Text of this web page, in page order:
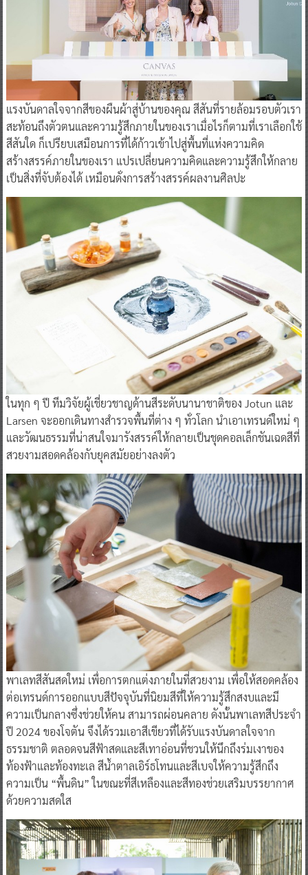
แรงบันดาลใจจากสีของผืนผ้าสู่บ้านของคุณ สีสันที่รายล้อมรอบตัวเรา
สะท้อนถึงตัวตนและความรู้สึกภายในของเราเมื่อไรก็ตามที่เราเลือกใช้
สีสันใด ก็เปรียบเสมือนการที่ได้ก้าวเข้าไปสู่พื้นที่แห่งความคิด
สร้างสรรค์ภายในของเรา แปรเปลี่ยนความคิดและความรู้สึกให้กลาย
เป็นสิ่งที่จับต้องได้ เหมือนดั่งการสร้างสรรค์ผลงานศิลปะ
ในทุก ๆ ปี ทีมวิจัยผู้เชี่ยวชาญด้านสีระดับนานาชาติของ Jotun และ
Larsen จะออกเดินทางสำรวจพื้นที่ต่าง ๆ ทั่วโลก นำเอาเทรนด์ใหม่ ๆ
และวัฒนธรรมที่น่าสนใจมารังสรรค์ให้กลายเป็นชุดคอลเล็กชันเฉดสีที่
สวยงามสอดคล้องกับยุคสมัยอย่างลงตัว
พาเลทสีสันสดใหม่ เพื่อการตกแต่งภายในที่สวยงาม เพื่อให้สอดคล้อง
ต่อเทรนด์การออกแบบสีปัจจุบันที่นิยมสีที่ให้ความรู้สึกสงบและมี
ความเป็นกลางซึ่งช่วยให้คน สามารถผ่อนคลาย ดังนั้นพาเลทสีประจำ
ปี 2024 ของโจตัน จึงได้รวมเอาสีเขียวที่ได้รับแรงบันดาลใจจาก
ธรรมชาติ ตลอดจนสีฟ้าสดและสีเทาอ่อนที่ชวนให้นึกถึงร่มเงาของ
ท้องฟ้าและท้องทะเล สีน้ำตาลเอิร์ธโทนและสีเบจให้ความรู้สึกถึง
ความเป็น “พื้นดิน” ในขณะที่สีเหลืองและสีทองช่วยเสริมบรรยากาศ
ด้วยความสดใส